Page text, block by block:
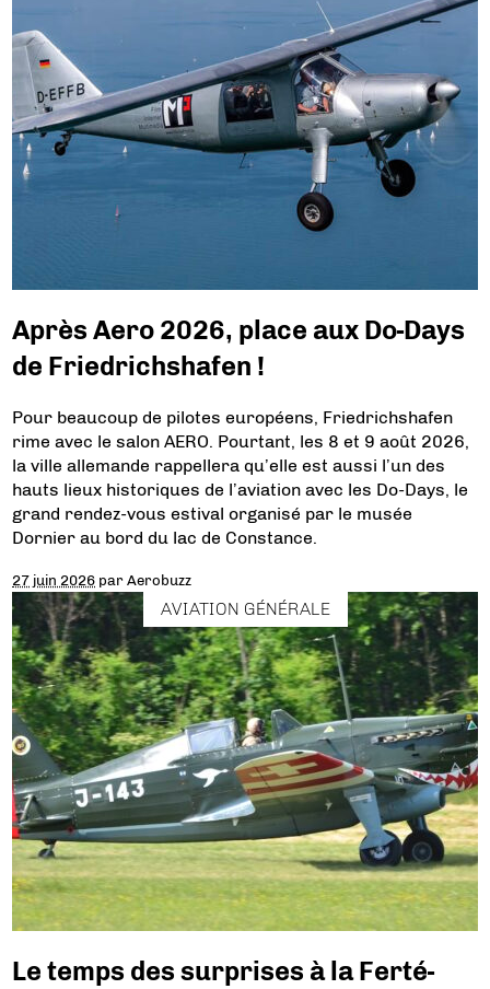
Après Aero 2026, place aux Do-Days
de Friedrichshafen !
Pour beaucoup de pilotes européens, Friedrichshafen
rime avec le salon AERO. Pourtant, les 8 et 9 août 2026,
la ville allemande rappellera qu’elle est aussi l’un des
hauts lieux historiques de l’aviation avec les Do-Days, le
grand rendez-vous estival organisé par le musée
Dornier au bord du lac de Constance.
27 juin 2026 parAerobuzz
AVIATION GÉNÉRALE
Le temps des surprises à la Ferté-